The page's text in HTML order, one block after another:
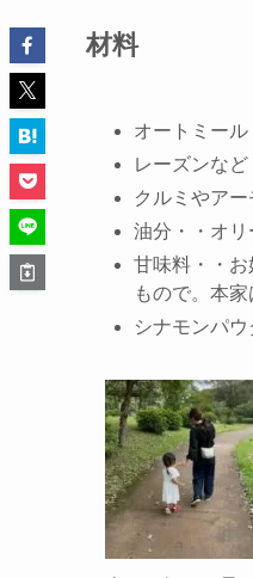
材料
オートミール
レーズンなど
クルミやア
油分 ・・オ
甘味料 ・・
もので。本
シナモンパウ